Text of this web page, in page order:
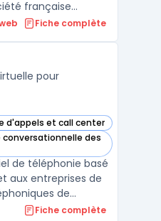
française
VoIP combine
activités de
Fiche complète
pour
d'appels et call center
catégorie
conversationnelle des
catégorie
de téléphonie basé
aux entreprises de
de
Il offre
Fiche complète